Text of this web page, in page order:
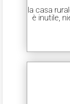
la casa
è inutile,